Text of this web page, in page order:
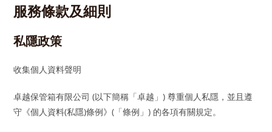
服務條款及細則
私隱政策
收集個人資料聲明
卓越保管箱有限公司 (以下簡稱「卓越」) 尊重個人私隱，並且遵
守《個人資料(私隱)條例》(「條例」) 的各項有關規定。